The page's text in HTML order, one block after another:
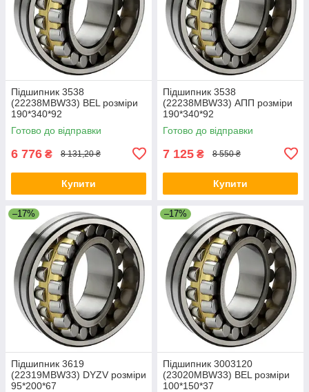
Підшипник 3538
(22238MBW33) BEL розміри
190*340*92
Готово до відправки
6 776 ₴ 8 131,20 ₴
Купити
Підшипник 3538
(22238MBW33) АПП розміри
190*340*92
Готово до відправки
7 125 ₴ 8 550 ₴
Купити
–17%
Підшипник 3619
(22319MBW33) DYZV розміри
95*200*67
–17%
Підшипник 3003120
(23020MBW33) BEL розміри
100*150*37